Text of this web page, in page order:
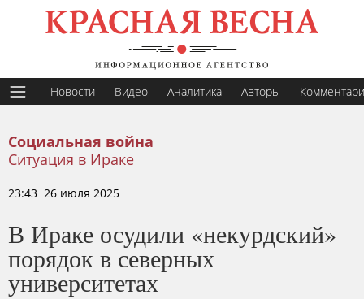
Новости Видео Аналитика Авторы
Социальная война
Ситуация в Ираке
23:43 26 июля 2025
В Ираке осудили «некурдский»
порядок в северных
университетах